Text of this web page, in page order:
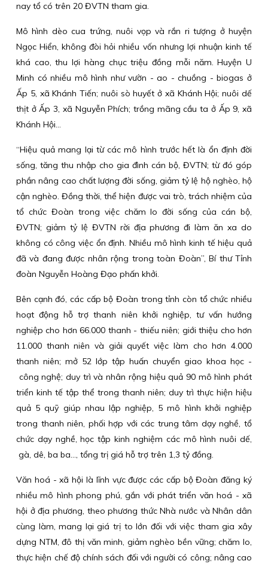
nay tổ có trên 20 ĐVTN tham gia.
Mô hình dèo cua trứng, nuôi vọp và rắn ri tượng ở huyện
Ngọc Hiển, không đòi hỏi nhiều vốn nhưng lợi nhuận kinh tế
khá cao, thu lợi hàng chục triệu đồng mỗi năm. Huyện U
Minh có nhiều mô hình như vườn - ao - chuồng - biogas ở
Ấp 5, xã Khánh Tiến; nuôi sò huyết ở xã Khánh Hội; nuôi dế
thịt ở Ấp 3, xã Nguyễn Phích; trồng mãng cầu ta ở Ấp 9, xã
Khánh Hội…
“Hiệu quả mang lại từ các mô hình trước hết là ổn định đời
sống, tăng thu nhập cho gia đình cán bộ, ĐVTN; từ đó góp
phần nâng cao chất lượng đời sống, giảm tỷ lệ hộ nghèo, hộ
cận nghèo. Đồng thời, thể hiện được vai trò, trách nhiệm của
tổ chức Đoàn trong việc chăm lo đời sống của cán bộ,
ĐVTN; giảm tỷ lệ ĐVTN rời địa phương đi làm ăn xa do
không có công việc ổn định. Nhiều mô hình kinh tế hiệu quả
đã và đang được nhân rộng trong toàn Đoàn”, Bí thư Tỉnh
đoàn Nguyễn Hoàng Đạo phấn khởi.
Bên cạnh đó, các cấp bộ Đoàn trong tỉnh còn tổ chức nhiều
hoạt động hỗ trợ thanh niên khởi nghiệp, tư vấn hướng
nghiệp cho hơn 66.000 thanh - thiếu niên; giới thiệu cho hơn
11.000 thanh niên và giải quyết việc làm cho hơn 4.000
thanh niên; mở 52 lớp tập huấn chuyển giao khoa học -
công nghệ; duy trì và nhân rộng hiệu quả 90 mô hình phát
triển kinh tế tập thể trong thanh niên; duy trì thực hiện hiệu
quả 5 quỹ giúp nhau lập nghiệp, 5 mô hình khởi nghiệp
trong thanh niên, phối hợp với các trung tâm dạy nghề, tổ
chức dạy nghề, học tập kinh nghiệm các mô hình nuôi dế,
gà, dê, ba ba…, tổng trị giá hỗ trợ trên 1,3 tỷ đồng.
Văn hoá - xã hội là lĩnh vực được các cấp bộ Đoàn đăng ký
nhiều mô hình phong phú, gắn với phát triển văn hoá - xã
hội ở địa phương, theo phương thức Nhà nước và Nhân dân
cùng làm, mang lại giá trị to lớn đối với việc tham gia xây
dựng NTM, đô thị văn minh, giảm nghèo bền vững; chăm lo,
thực hiện chế độ chính sách đối với người có công; nâng cao